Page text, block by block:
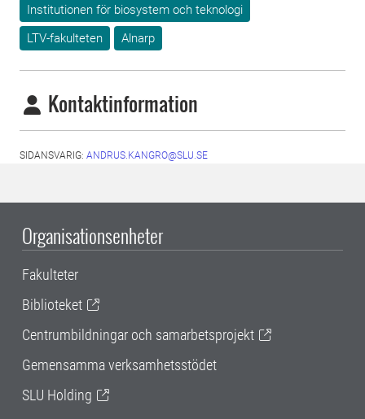
Institutionen för biosystem och teknologi
LTV-fakulteten
Alnarp
Kontaktinformation
SIDANSVARIG: ANDRUS.KANGRO@SLU.SE
Organisationsenheter
Fakulteter
Biblioteket
Centrumbildningar och samarbetsprojekt
Gemensamma verksamhetsstödet
SLU Holding